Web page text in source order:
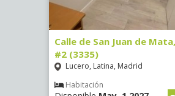
Calle de San Juan de
#2 (3335)
Lucero, Latina, Madrid
Habitación